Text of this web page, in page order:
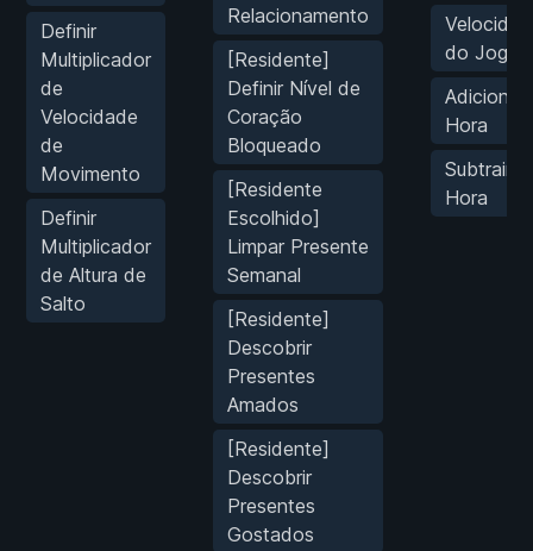
Definir
Multiplicador
de
Velocidade
de
Movimento
Definir
Multiplicador
de Altura de
Salto
Relacionamento
[Residente]
Definir Nível de
Coração
Bloqueado
[Residente
Escolhido]
Limpar Presente
Semanal
[Residente]
Descobrir
Presentes
Amados
[Residente]
Descobrir
Presentes
Gostados
do Jogo
Adicionar
Hora
Subtrair
Hora